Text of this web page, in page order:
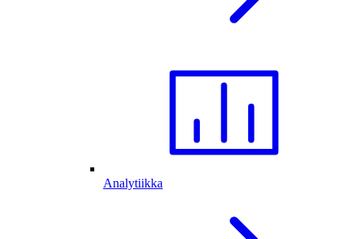
Analytiikka